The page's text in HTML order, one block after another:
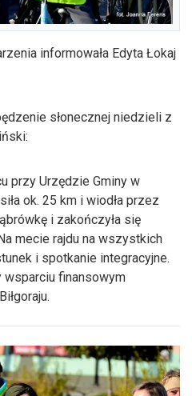
informowała Edyta Łokaj
słonecznej niedzieli z
przy Urzędzie Gminy w
ok. 25 km i wiodła przez
i zakończyła się
mecie rajdu na wszystkich
i spotkanie integracyjne.
wsparciu finansowym